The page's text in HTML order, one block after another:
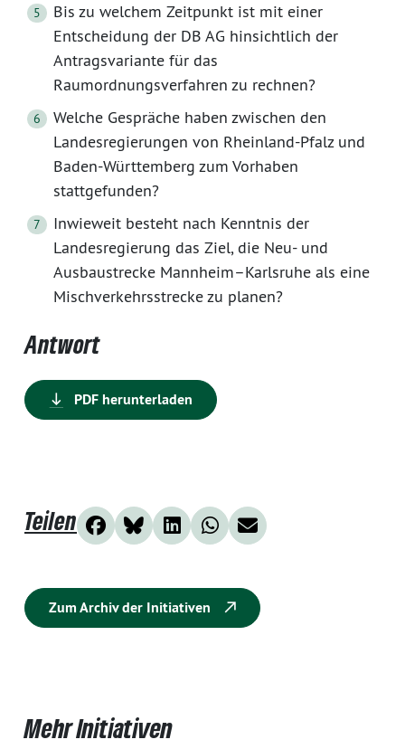
Bis zu welchem Zeitpunkt ist mit einer
Entscheidung der DB AG hinsichtlich der
Antragsvariante für das
Raumordnungsverfahren zu rechnen?
Welche Gespräche haben zwischen den
Landesregierungen von Rheinland-Pfalz und
Baden-Württemberg zum Vorhaben
stattgefunden?
Inwieweit besteht nach Kenntnis der
Landesregierung das Ziel, die Neu- und
Ausbaustrecke Mannheim–Karlsruhe als eine
Mischverkehrsstrecke zu planen?
Antwort
PDF herunterladen
Teilen
Zum Archiv der Initiativen
Mehr Initiativen